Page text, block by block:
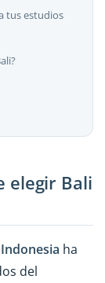
tus estudios
elegir Bali
ha
del